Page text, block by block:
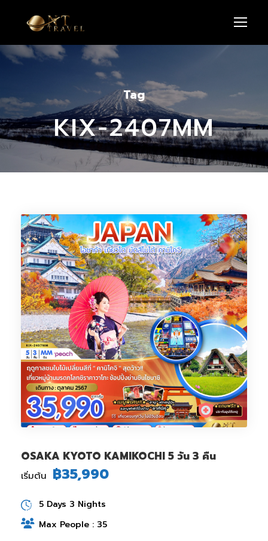
Tag
KIX-2407MM
OSAKA KYOTO KAMIKOCHI 5 วัน 3 คืน
เริ่มต้น ฿35,990
5 Days 3 Nights
Max People : 35